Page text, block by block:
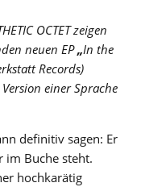
OCTET zeigen
neuen EP„In the
Records)
einer Sprache
definitiv sagen: Er
im Buche steht.
hochkarätig